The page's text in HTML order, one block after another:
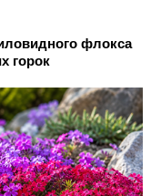
флокса
горок